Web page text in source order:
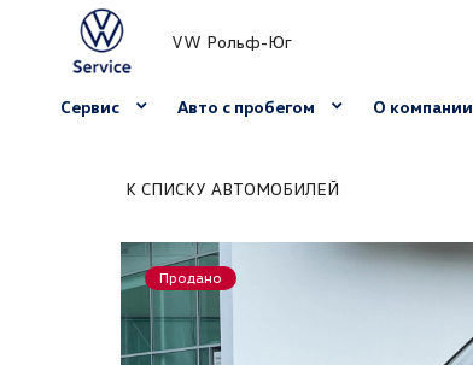
VW Рольф-Юг
Сервис Авто с пробегом О компании
К СПИСКУ АВТОМОБИЛЕЙ
Продано